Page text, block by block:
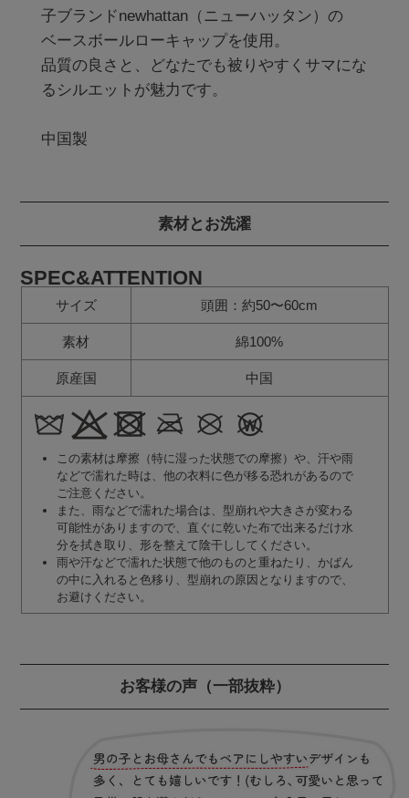
子ブランドnewhattan（ニューハッタン）の
ベースボールローキャップを使用。
品質の良さと、どなたでも被りやすくサマにな
るシルエットが魅力です。
素材とお洗濯
SPEC&ATTENTION
サイズ 頭囲：約50〜60cm
素材 綿100%
原産国 中国
この素材は摩擦（特に湿った状態での摩擦）や、汗や雨
などで濡れた時は、他の衣料に色が移る恐れがあるので
ご注意ください。
また、雨などで濡れた場合は、型崩れや大きさが変わる
可能性がありますので、直ぐに乾いた布で出来るだけ水
分を拭き取り、形を整えて陰干ししてください。
雨や汗などで濡れた状態で他のものと重ねたり、かばん
の中に入れると色移り、型崩れの原因となりますので、
お避けください。
お客様の声（一部抜粋）